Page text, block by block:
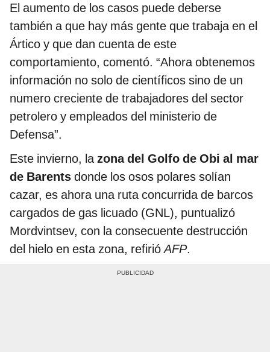
El aumento de los casos puede deberse
también a que hay más gente que trabaja en el
Ártico y que dan cuenta de este
comportamiento, comentó. “Ahora obtenemos
información no solo de científicos sino de un
numero creciente de trabajadores del sector
petrolero y empleados del ministerio de
Defensa”.
Este invierno, lazona del Golfo de Obi al mar
de Barents donde los osos polares solían
cazar, es ahora una ruta concurrida de barcos
cargados de gas licuado (GNL), puntualizó
Mordvintsev, con la consecuente destrucción
del hielo en esta zona, refirióAFP.